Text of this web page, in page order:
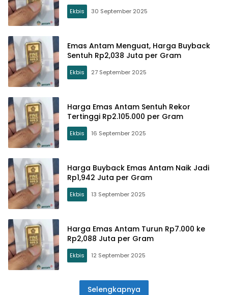
Ekbis 30 September 2025
Emas Antam Menguat, Harga Buyback
Sentuh Rp2,038 Juta per Gram
Ekbis 27 September 2025
Harga Emas Antam Sentuh Rekor
Tertinggi Rp2.105.000 per Gram
Ekbis 16 September 2025
Harga Buyback Emas Antam Naik Jadi
Rp1,942 Juta per Gram
Ekbis 13 September 2025
Harga Emas Antam Turun Rp7.000 ke
Rp2,088 Juta per Gram
Ekbis 12 September 2025
Selengkapnya